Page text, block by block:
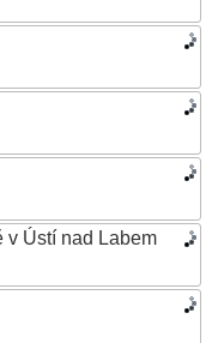
v Ústí nad Labem